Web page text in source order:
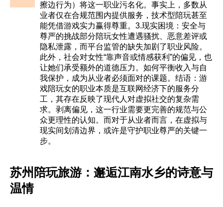
擦边行为）将这一职业污名化。事实上，多数从
业者仅在合规范围内提供服务，技术型陪玩甚至
能凭借游戏实力赢得尊重。3.现实困境：安全与
尊严的挑战部分陪玩女性遭遇骚扰、恶意差评或
隐私泄露，而平台监管的缺失加剧了职业风险。
此外，社会对女性“靠声音或情感获利”的偏见，也
让她们承受额外的道德压力。如何平衡收入与自
我保护，成为从业者必须面对的课题。结语：游
戏陪玩女的职业本质是互联网经济下的服务分
工，其存在反映了现代人对虚拟社交的复杂需
求。剥离偏见，这一行业需要更完善的规范与公
众更理性的认知。而对于从业者而言，在虚拟与
现实间划清边界，或许是守护职业尊严的关键一
步。
苏州陪玩旅游：邂逅江南水乡的诗意与
温情